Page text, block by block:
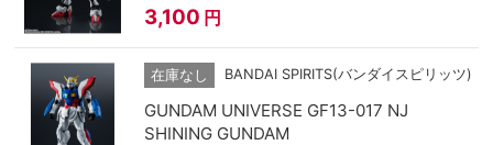
3,100 円
在庫なし BANDAI SPIRITS(バンダイスピリッツ)
GUNDAM UNIVERSE GF13-017 NJ
SHINING GUNDAM